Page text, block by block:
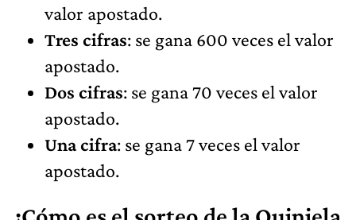
valor apostado.
Tres cifras: se gana 600 veces el valor
apostado.
Dos cifras: se gana 70 veces el valor
apostado.
Una cifra: se gana 7 veces el valor
apostado.